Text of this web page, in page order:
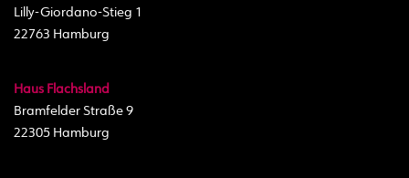
Lilly-Giordano-Stieg 1
22763 Hamburg
Haus Flachsland
Bramfelder Straße 9
22305 Hamburg